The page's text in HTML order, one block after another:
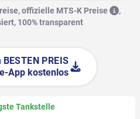
offizielle MTS-K Preise
,
100% transparent
BESTEN PREIS
App kostenlos
Tankstelle